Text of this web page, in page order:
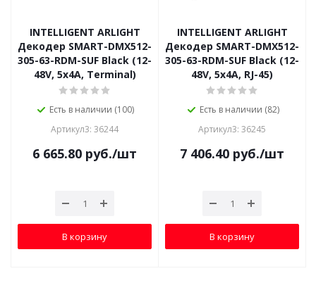
INTELLIGENT ARLIGHT
Декодер SMART-DMX512-
305-63-RDM-SUF Black (12-
48V, 5x4A, Terminal)
Есть в наличии (100)
Артикул3: 36244
6 665.80 руб./шт
В корзину
INTELLIGENT ARLIGHT
Декодер SMART-DMX512-
305-63-RDM-SUF Black (12-
48V, 5x4A, RJ-45)
Есть в наличии (82)
Артикул3: 36245
7 406.40 руб./шт
В корзину